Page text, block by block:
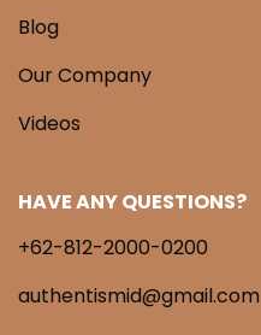
Blog
Our Company
Videos
HAVE ANY QUESTIONS?
+62-812-2000-0200
authentismid@gmail.com